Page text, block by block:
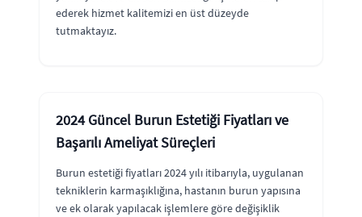
ederek hizmet kalitemizi en üst düzeyde
tutmaktayız.
2024 Güncel Burun Estetiği Fiyatları ve
Başarılı Ameliyat Süreçleri
Burun estetiği fiyatları 2024 yılı itibarıyla, uygulanan
tekniklerin karmaşıklığına, hastanın burun yapısına
ve ek olarak yapılacak işlemlere göre değişiklik